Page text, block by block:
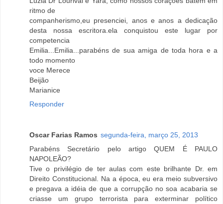
ritmo de
companherismo,eu presenciei, anos e anos a dedicação
desta nossa escritora.ela conquistou este lugar por
competencia
Emilia...Emilia...parabéns de sua amiga de toda hora e a
todo momento
voce Merece
Beijão
Marianice
Responder
Oscar Farias Ramos segunda-feira, março 25, 2013
Parabéns Secretário pelo artigo QUEM É PAULO
NAPOLEÃO?
Tive o privilégio de ter aulas com este brilhante Dr. em
Direito Constitucional. Na a época, eu era meio subversivo
e pregava a idéia de que a corrupção no soa acabaria se
criasse um grupo terrorista para exterminar político